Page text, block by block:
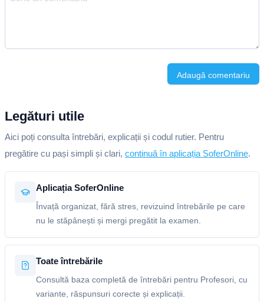
Adaugă comentariu
Legături utile
Aici poți consulta întrebări, explicații și codul rutier. Pentru
pregătire cu pași simpli și clari, continuă în aplicația SoferOnline.
Aplicația SoferOnline
Învață organizat, fără stres, revizuind întrebările pe care
nu le stăpânești și mergi pregătit la examen.
Toate întrebările
Consultă baza completă de întrebări pentru Profesori, cu
variante, răspunsuri corecte și explicații.